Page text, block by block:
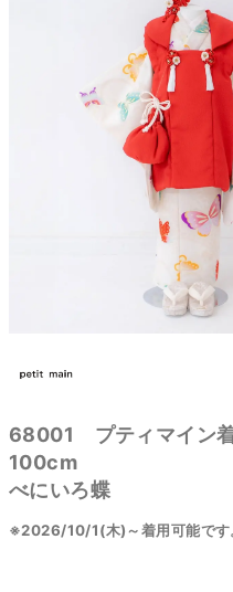
68001 プティマイン
100cm
べにいろ蝶
※2026/10/1(木)～着用可能です